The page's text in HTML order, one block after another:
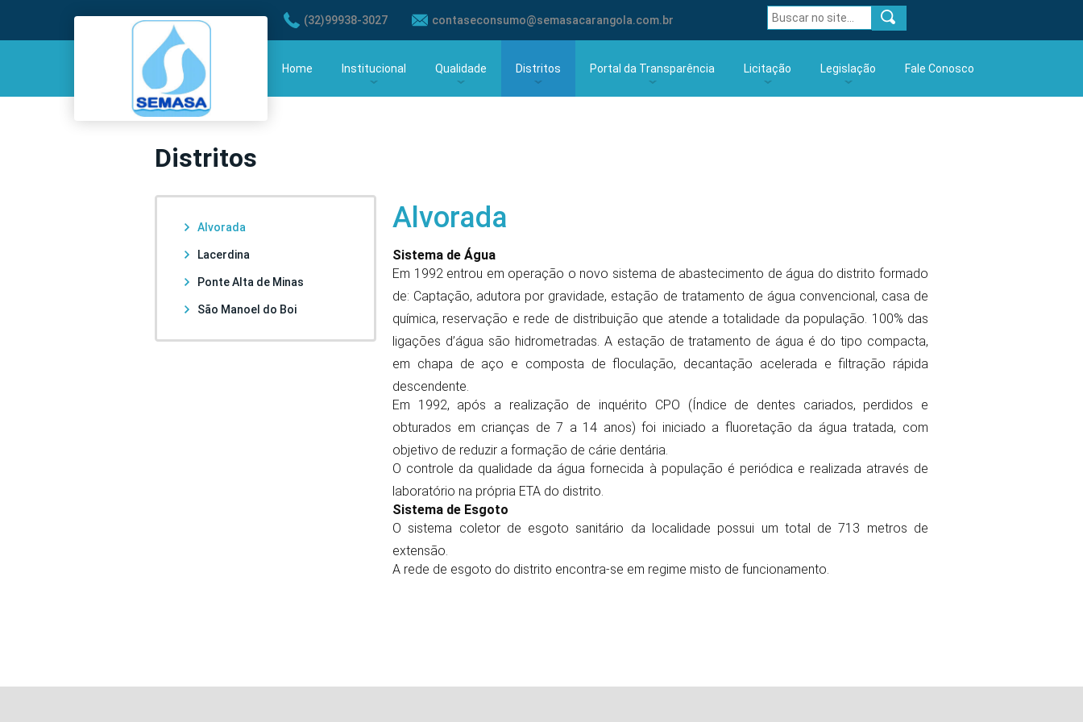
(32)99938-3027 contaseconsumo@semasacarangola.com.br
Home Institucional Qualidade Distritos Portal da Transparência Licitação
Editais
Legislação
Diversas
Fale Conosco
Distritos
Alvorada
Lacerdina
Ponte Alta de Minas
São Manoel do Boi
Alvorada
Sistema de Água
Em 1992 entrou em operação o novo sistema de abastecimento de água do distrito formado
de: Captação, adutora por gravidade, estação de tratamento de água convencional, casa de
química, reservação e rede de distribuição que atende a totalidade da população. 100% das
ligações d’água são hidrometradas. A estação de tratamento de água é do tipo compacta,
em chapa de aço e composta de floculação, decantação acelerada e filtração rápida
descendente.
Em 1992, após a realização de inquérito CPO (Índice de dentes cariados, perdidos e
obturados em crianças de 7 a 14 anos) foi iniciado a fluoretação da água tratada, com
objetivo de reduzir a formação de cárie dentária.
O controle da qualidade da água fornecida à população é periódica e realizada através de
laboratório na própria ETA do distrito.
Sistema de Esgoto
O sistema coletor de esgoto sanitário da localidade possui um total de 713 metros de
extensão.
A rede de esgoto do distrito encontra-se em regime misto de funcionamento.